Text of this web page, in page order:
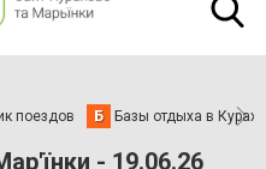
поездов Б Базы отдыха в
- 19.06.26